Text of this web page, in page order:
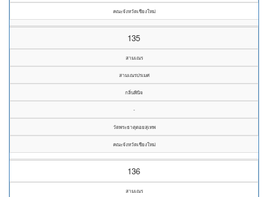
คณะจังหวัดเชียงใหม่
135
สามเณร
สามเณรปรเมศ
กลิ่นพินิจ
-
วัดพระธาตุดอยสุเทพ
คณะจังหวัดเชียงใหม่
136
สามเณร